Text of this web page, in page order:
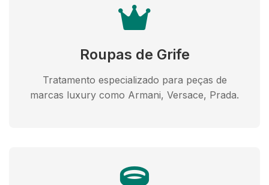
Roupas de Grife
Tratamento especializado para peças de
marcas luxury como Armani, Versace, Prada.